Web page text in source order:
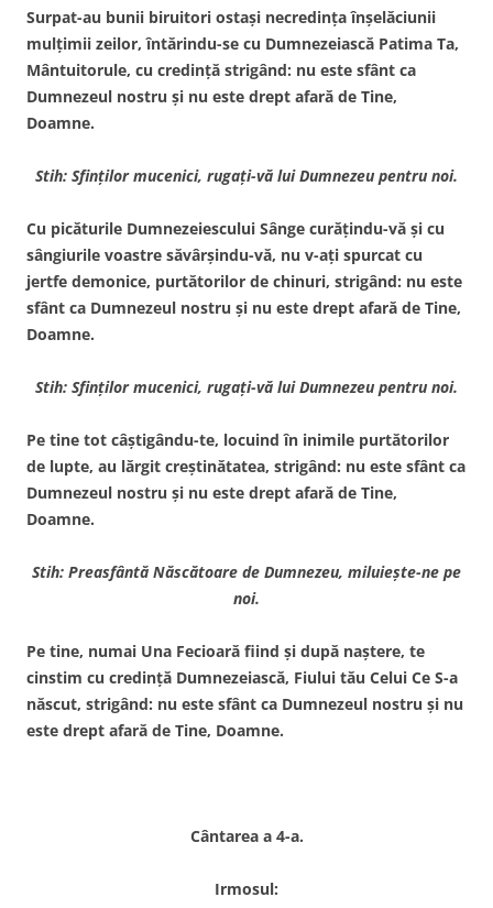
Surpat-au bunii biruitori ostaşi necredinţa înşelăciunii
mulţimii zeilor, întărindu-se cu Dumnezeiască Patima Ta,
Mântuitorule, cu credinţă strigând: nu este sfânt ca
Dumnezeul nostru şi nu este drept afară de Tine,
Doamne.
Stih: Sfinţilor mucenici, rugaţi-vă lui Dumnezeu pentru noi.
Cu picăturile Dumnezeiescului Sânge curăţindu-vă şi cu
sângiurile voastre săvârşindu-vă, nu v-aţi spurcat cu
jertfe demonice, purtătorilor de chinuri, strigând: nu este
sfânt ca Dumnezeul nostru şi nu este drept afară de Tine,
Doamne.
Stih: Sfinţilor mucenici, rugaţi-vă lui Dumnezeu pentru noi.
Pe tine tot câştigându-te, locuind în inimile purtătorilor
de lupte, au lărgit creştinătatea, strigând: nu este sfânt ca
Dumnezeul nostru şi nu este drept afară de Tine,
Doamne.
Stih: Preasfântă Născătoare de Dumnezeu, miluieşte-ne pe
noi.
Pe tine, numai Una Fecioară fiind şi după naştere, te
cinstim cu credinţă Dumnezeiască, Fiului tău Celui Ce S-a
născut, strigând: nu este sfânt ca Dumnezeul nostru şi nu
este drept afară de Tine, Doamne.
Cântarea a 4-a.
Irmosul: